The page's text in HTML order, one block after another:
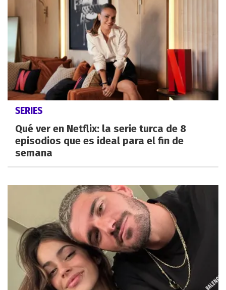
SERIES
Qué ver en Netflix: la serie turca de 8
episodios que es ideal para el fin de
semana